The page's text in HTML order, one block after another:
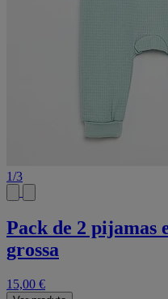
1/3
Pack de 2 pijamas
grossa
15,00 €